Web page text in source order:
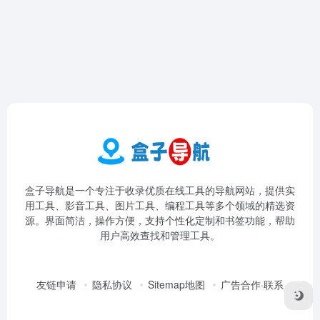
盒子导航是一个专注于收录优质在线工具的导航网站，提供实
用工具、影音工具、图片工具、编程工具等多个领域的精选资
源。界面简洁，操作方便，支持个性化定制和书签功能，帮助
用户高效查找和管理工具。
友链申请 隐私协议 Sitemap地图 广告合作·联系